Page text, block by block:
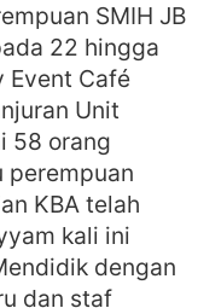
SMIH JB
22 hingga
Event Café
Unit
58 orang
perempuan
KBA telah
kali ini
dengan
dan staf